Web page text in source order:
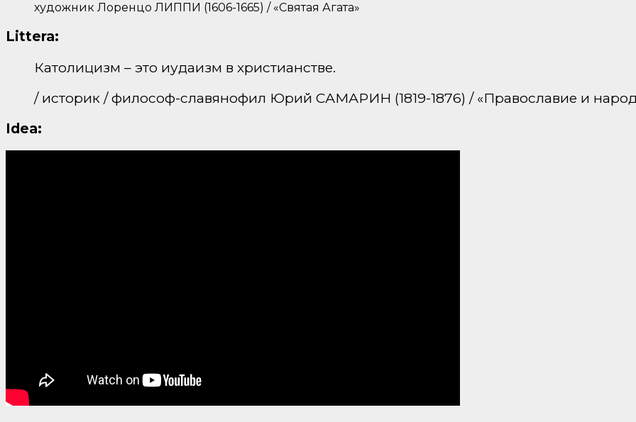
художник Лоренцо ЛИППИ (1606-1665) / «Святая Агата»
Littera:
Католицизм – это иудаизм в христианстве.
/ историк / философ-славянофил Юрий САМАРИН (1819-1876) / «Православие и
Idea: